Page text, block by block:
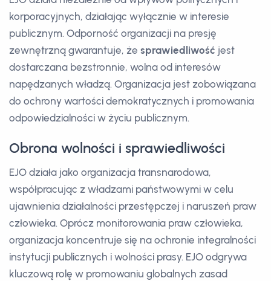
korporacyjnych, działając wyłącznie w interesie
publicznym. Odporność organizacji na presję
zewnętrzną gwarantuje, że sprawiedliwość jest
dostarczana bezstronnie, wolna od interesów
napędzanych władzą. Organizacja jest zobowiązana
do ochrony wartości demokratycznych i promowania
odpowiedzialności w życiu publicznym.
Obrona wolności i sprawiedliwości
EJO działa jako organizacja transnarodowa,
współpracując z władzami państwowymi w celu
ujawnienia działalności przestępczej i naruszeń praw
człowieka. Oprócz monitorowania praw człowieka,
organizacja koncentruje się na ochronie integralności
instytucji publicznych i wolności prasy. EJO odgrywa
kluczową rolę w promowaniu globalnych zasad